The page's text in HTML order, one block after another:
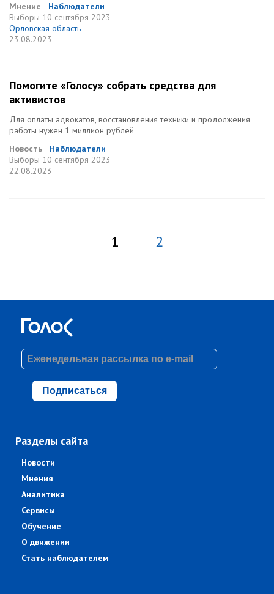
Мнение
Наблюдатели
Выборы 10 сентября 2023
Орловская область
23.08.2023
Помогите «Голосу» собрать средства для
активистов
Для оплаты адвокатов, восстановления техники и продолжения
работы нужен 1 миллион рублей
Новость
Наблюдатели
Выборы 10 сентября 2023
22.08.2023
1 2
Подписаться
Разделы сайта
Новости
Мнения
Аналитика
Сервисы
Обучение
О движении
Стать наблюдателем